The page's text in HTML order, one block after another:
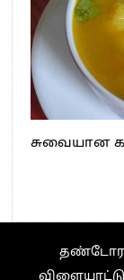
சுவையான
விளையாட்டு